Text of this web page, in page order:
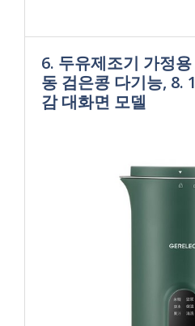
6. 두유제조기 가정
동 검은콩 다기능, 8.
감 대화면 모델